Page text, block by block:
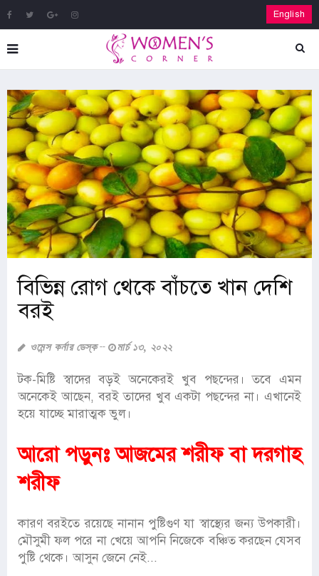
English
বিভিন্ন রোগ থেকে বাঁচতে খান দেশি
বরই
ওমেন্স কর্নার ডেস্ক মার্চ ১৩, ২০২২
টক-মিষ্টি স্বাদের বড়ই অনেকেরই খুব পছন্দের। তবে এমন
অনেকেই আছেন, বরই তাদের খুব একটা পছন্দের না। এখানেই
হয়ে যাচ্ছে মারাত্মক ভুল।
আরো পড়ুনঃআজমের শরীফ বা দরগাহ
শরীফ
কারণ বরইতে রয়েছে নানান পুষ্টিগুণ যা স্বাস্থ্যের জন্য উপকারী।
মৌসুমী ফল পরে না খেয়ে আপনি নিজেকে বঞ্চিত করছেন যেসব
পুষ্টি থেকে। আসুন জেনে নেই...